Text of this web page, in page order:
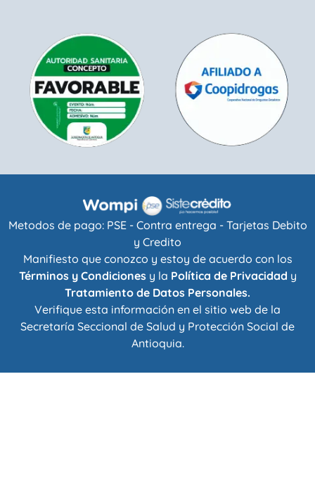
Metodos de pago: PSE - Contra entrega - Tarjetas Debito
y Credito
Manifiesto que conozco y estoy de acuerdo con los
Términos y Condicionesy la Política de Privacidad y
Tratamiento de Datos Personales.
Verifique esta información en el sitio web de la
Secretaría Seccional de Salud y Protección Social de
Antioquia.